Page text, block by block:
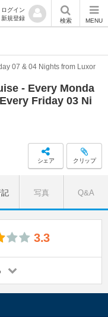
ログイン
新規登録
検索 MENU
- Every Monda
Friday 03 Ni
07 & 04 Nights from Luxor
シェア クリップ
写真 Q&A
3.3